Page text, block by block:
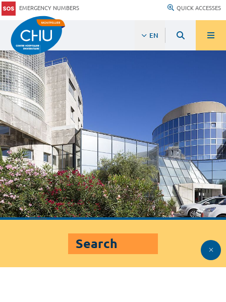
EMERGENCY NUMBERS QUICK ACCESSES
EN
Search